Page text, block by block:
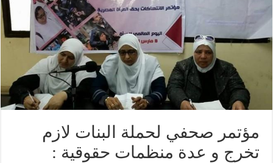
مؤتمر صحفي لحملة البنات لازم
تخرج و عدة منظمات حقوقية :